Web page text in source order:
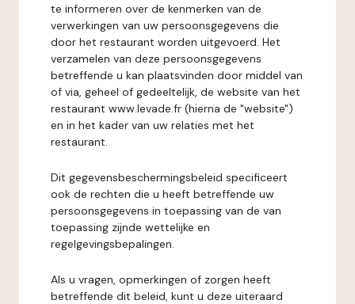
te informeren over de kenmerken van de
verwerkingen van uw persoonsgegevens die
door het restaurant worden uitgevoerd. Het
verzamelen van deze persoonsgegevens
betreffende u kan plaatsvinden door middel van
of via, geheel of gedeeltelijk, de website van het
restaurant www.levade.fr (hierna de "website")
en in het kader van uw relaties met het
restaurant.
Dit gegevensbeschermingsbeleid specificeert
ook de rechten die u heeft betreffende uw
persoonsgegevens in toepassing van de van
toepassing zijnde wettelijke en
regelgevingsbepalingen.
Als u vragen, opmerkingen of zorgen heeft
betreffende dit beleid, kunt u deze uiteraard